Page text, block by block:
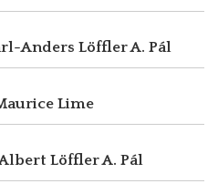
Anders Löffler A. Pál
Lime
Albert Löffler A. Pál